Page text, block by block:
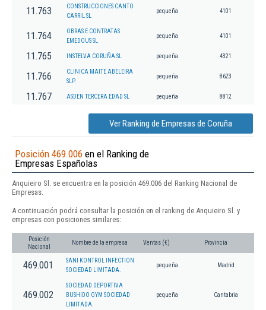
11.763
CONSTRUCCIONES CANTO
CARRIL SL
pequeña 4101
11.764
OBRAS E CONTRATAS
EMEDOUS SL
pequeña 4101
11.765 INSTELVA CORUÑA SL pequeña 4321
11.766
CLINICA MAITE ABELEIRA
SLP.
pequeña 8623
11.767 ASDEN TERCERA EDAD SL pequeña 8812
Ver Ranking de Empresas de Coruña
Posición 469.006 en el Ranking de
Empresas Españolas
Anquieiro Sl. se encuentra en la posición 469.006 del Ranking Nacional de
Empresas.
A continuación podrá consultar la posición en el ranking de Anquieiro Sl. y
empresas con posiciones similares:
Posición
Nacional
Nombre de la empresa Ventas (€) Provincia
469.001
SANI KONTROL INFECTION
SOCIEDAD LIMITADA.
pequeña Madrid
469.002
SOCIEDAD DEPORTIVA
BUSHIDO GYM SOCIEDAD
LIMITADA.
pequeña Cantabria